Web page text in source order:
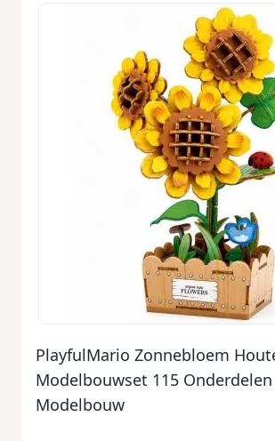
PlayfulMario Zonnebloem
Modelbouwset 115 Onderdelen
Modelbouw